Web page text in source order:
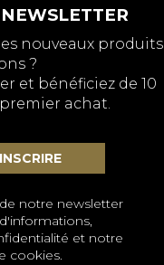
nouveaux produits
?
et bénéficiez de 10
achat.
notre newsletter
et notre
cookies.